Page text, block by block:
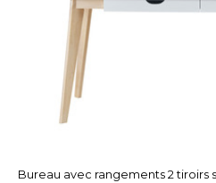
Bureau avec rangements 2 tiroirs